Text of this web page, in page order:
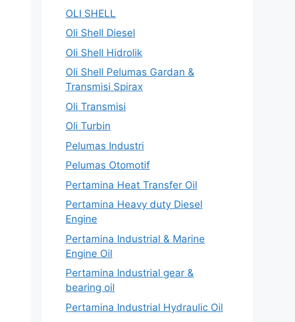
OLI SHELL
Oli Shell Diesel
Oli Shell Hidrolik
Oli Shell Pelumas Gardan &
Transmisi Spirax
Oli Transmisi
Oli Turbin
Pelumas Industri
Pelumas Otomotif
Pertamina Heat Transfer Oil
Pertamina Heavy duty Diesel
Engine
Pertamina Industrial & Marine
Engine Oil
Pertamina Industrial gear &
bearing oil
Pertamina Industrial Hydraulic Oil